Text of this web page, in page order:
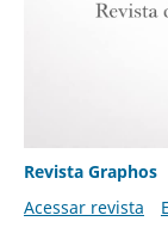
Revista Graphos
Acessar revista